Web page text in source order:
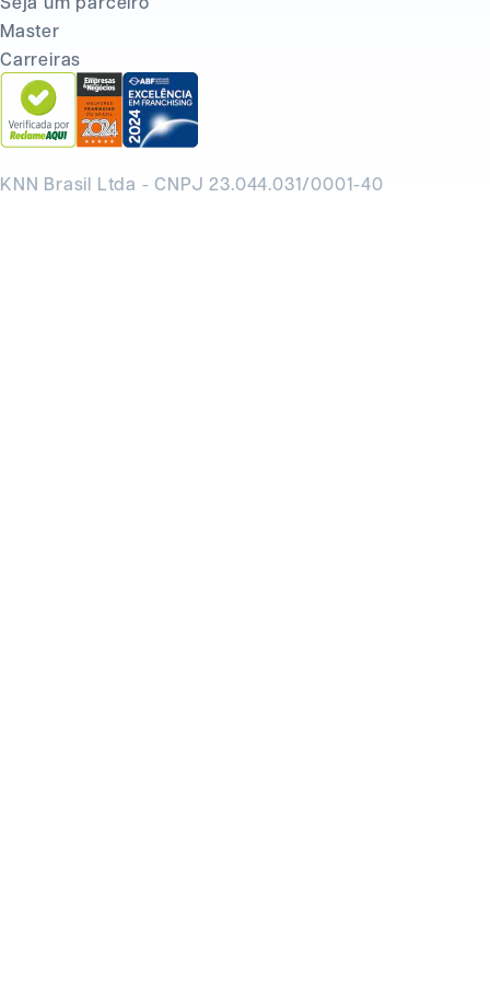
KNN Brasil Ltda - CNPJ 23.044.031/0001-40
Seja um parceiro
Master
Carreiras